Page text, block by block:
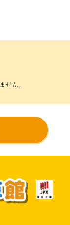
せん。